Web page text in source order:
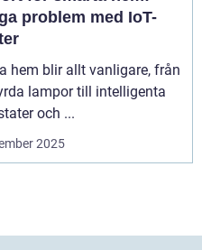
problem med IoT-
hem blir allt vanligare, från
lampor till intelligenta
och ...
2025